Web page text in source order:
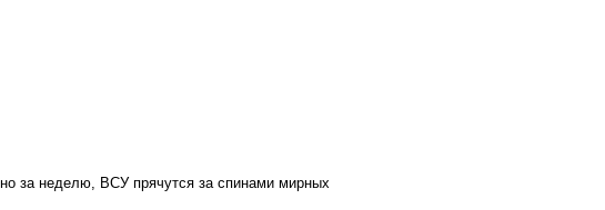
за неделю, ВСУ прячутся за спинами мирных